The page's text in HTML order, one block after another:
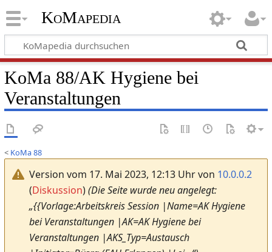
KoMapedia
KoMa 88/AK Hygiene bei
Veranstaltungen
< KoMa 88
Version vom 17. Mai 2023, 12:13 Uhr von 10.0.0.2
(Diskussion)(Die Seite wurde neu angelegt:
„{{Vorlage:Arbeitskreis Session |Name=AK Hygiene
bei Veranstaltungen |AK=AK Hygiene bei
Veranstaltungen |AKS_Typ=Austausch